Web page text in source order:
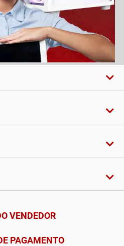
VENDEDOR
PAGAMENTO